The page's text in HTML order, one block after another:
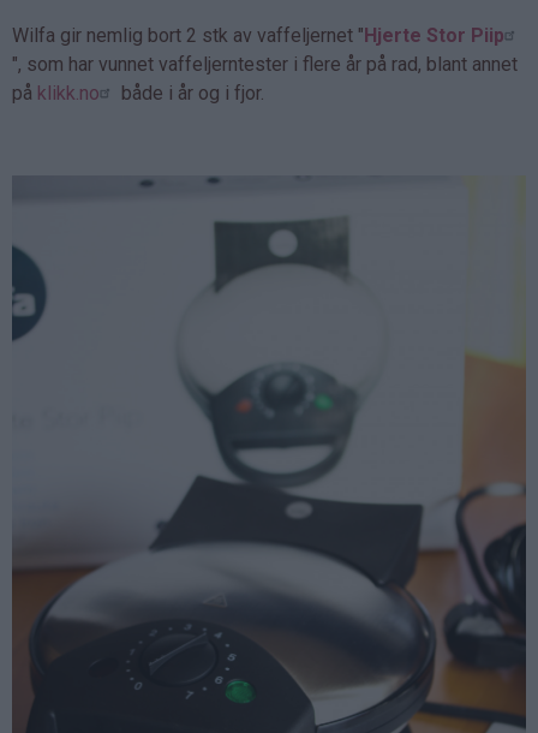
Wilfa gir nemlig bort 2 stk av vaffeljernet "Hjerte Stor Piip
", som har vunnet vaffeljerntester i flere år på rad, blant annet
på klikk.no både i år og i fjor.